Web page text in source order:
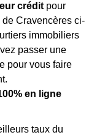
crédit pour
Cravencères ci-
immobiliers
passer une
pour vous faire
en ligne
taux du